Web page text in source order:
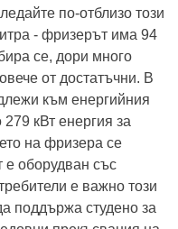
по-отблизо този
- фризерът има 94
се, дори много
от достатъчни. В
към енергийния
кВт енергия за
на фризера се
е оборудван със
е важно този
поддържа студено за